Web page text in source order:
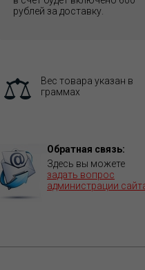
рублей за доставку.
Вес товара указан в
граммах
Обратная связь:
Здесь вы можете
задать вопрос
администрации